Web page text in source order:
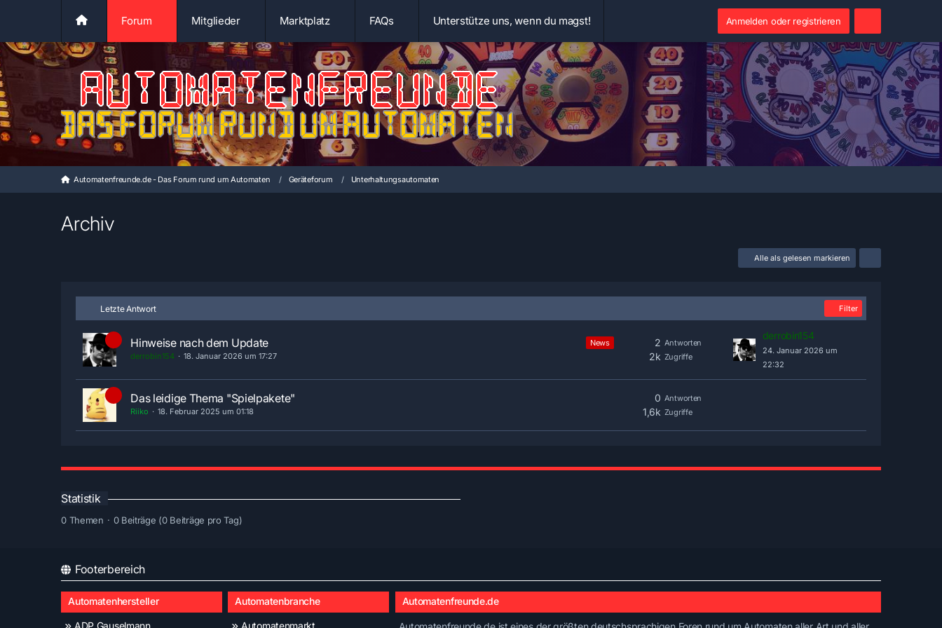
Forum Mitglieder Marktplatz FAQs Unterstütze uns, wenn du magst! Anmelden oder registrieren
Automatenfreunde.de - Das Forum rund um Automaten Geräteforum Unterhaltungsautomaten
Archiv
Alle als gelesen markieren
Letzte Antwort Filter
News
Hinweise nach dem Update
derrobin154 18. Januar 2026 um 17:27
Antworten
2
Zugriffe
2k
derrobin154
24. Januar 2026 um
22:32
Das leidige Thema "Spielpakete"
Riiko 18. Februar 2025 um 01:18
Antworten
0
Zugriffe
1,6k
Statistik
0 Themen 0 Beiträge (0 Beiträge pro Tag)
Footerbereich
Automatenhersteller
ADP Gauselmann
Automatenbranche
Automatenmarkt
Automatenfreunde.de